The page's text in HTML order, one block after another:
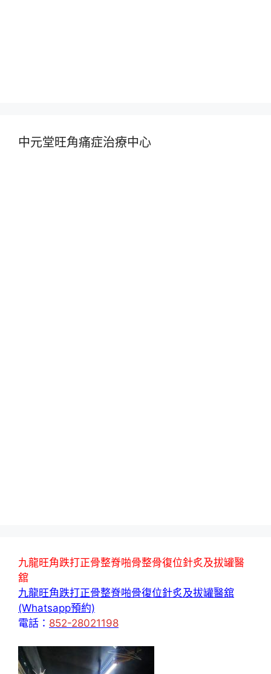
中元堂旺角痛症治療中心
九龍旺角跌打正骨整脊啪骨整骨復位針炙及拔罐醫
舘
九龍旺角跌打正骨整脊啪骨復位針炙及拔罐醫舘
(Whatsapp預約)
電話： 852-28021198